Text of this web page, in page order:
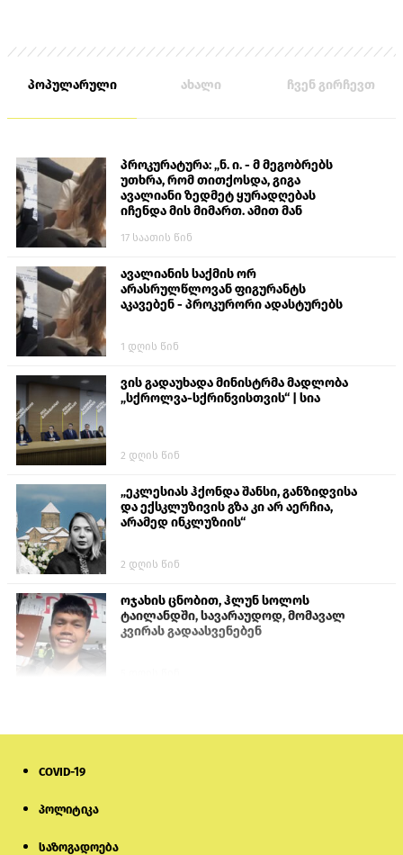
პოპულარული ახალი ჩვენ გირჩევთ
პროკურატურა: „ნ. ი. - მ მეგობრებს
უთხრა, რომ თითქოსდა, გიგა
ავალიანი ზედმეტ ყურადღებას
იჩენდა მის მიმართ. ამით მან
თავს დასხმოდა გიგა ავალიანს“
17 საათის წინ
ავალიანის საქმის ორ
არასრულწლოვან ფიგურანტს
აკავებენ - პროკურორი ადასტურებს
1 დღის წინ
ვის გადაუხადა მინისტრმა მადლობა
„სქროლვა-სქრინვისთვის“ | სია
2 დღის წინ
„ეკლესიას ჰქონდა შანსი, განზიდვისა
და ექსკლუზივის გზა კი არ აერჩია,
არამედ ინკლუზიის“
2 დღის წინ
ოჯახის ცნობით, ჰლუნ სოლოს
ტაილანდში, სავარაუდოდ, მომავალ
კვირას გადაასვენებენ
COVID-19
პოლიტიკა
საზოგადოება